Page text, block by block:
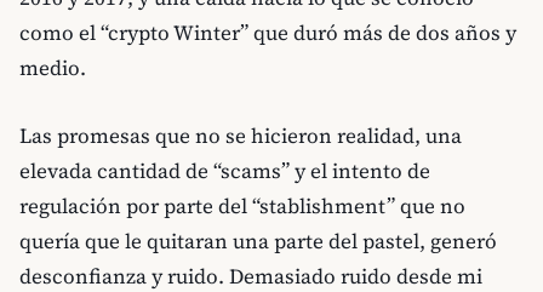
como el “crypto Winter” que duró más de dos años y
medio.
Las promesas que no se hicieron realidad, una
elevada cantidad de “scams” y el intento de
regulación por parte del “stablishment” que no
quería que le quitaran una parte del pastel, generó
desconfianza y ruido. Demasiado ruido desde mi